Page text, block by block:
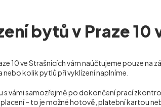
bytů v Praze 10
10 ve Strašnicích vám naúčtujeme pouze na
kolik pytlů při vyklízení naplníme.
vámi samozřejmě po dokončení prací
– to je možné hotově, platební kartou